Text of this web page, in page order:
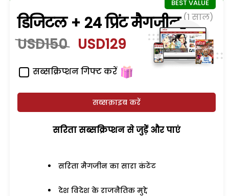
डिजिटल + 24 प्रिंट मैगजीन (1 साल)
USD150 USD129
सब्सक्रिप्शन गिफ्ट करें
सब्सक्राइब करें
सरिता सब्सक्रिप्शन से जुड़ेें और पाएं
सरिता मैगजीन का सारा कंटेंट
देश विदेश के राजनैतिक मुद्दे